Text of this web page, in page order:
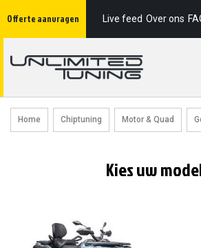
Offerte aanvragen
naarLive feed Over ons
Home Chiptuning Motor & Quad
Kies uw